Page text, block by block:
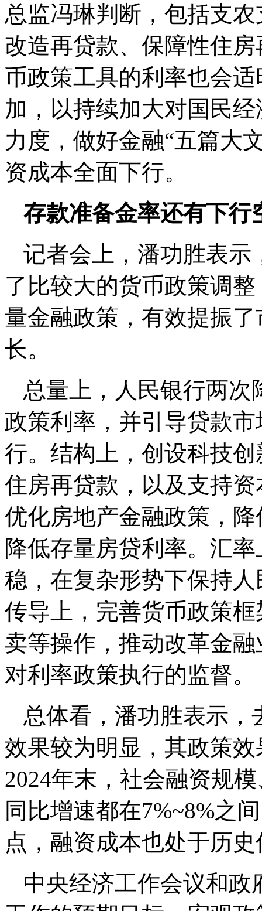
总监冯琳判断，包括支
改造再贷款、保障性住
币政策工具的利率也会
加，以持续加大对国民
力度，做好金融“五篇大
资成本全面下行。
存款准备金率还有下行
记者会上，潘功胜表示
了比较大的货币政策调
量金融政策，有效提振
长。
总量上，人民银行两次
政策利率，并引导贷款
行。结构上，创设科技
住房再贷款，以及支持
优化房地产金融政策，
降低存量房贷利率。汇
稳，在复杂形势下保持
传导上，完善货币政策
卖等操作，推动改革金
对利率政策执行的监督。
总体看，潘功胜表示，
效果较为明显，其政策
2024年末，社会融资规
同比增速都在7%~8%之
点，融资成本也处于历
中央经济工作会议和政